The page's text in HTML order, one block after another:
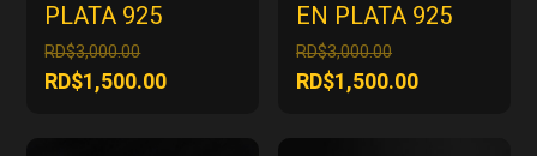
PLATA 925
RD$3,000.00
precio
RD$1,500.00El
EN PLATA 925
RD$3,000.00
precio
RD$1,500.00El